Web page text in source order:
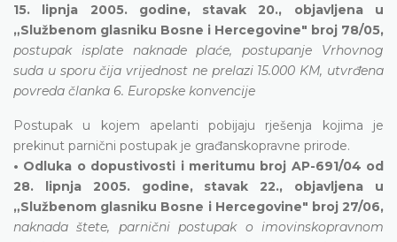
15. lipnja 2005. godine, stavak 20., objavljena u
„Službenom glasniku Bosne i Hercegovine" broj 78/05,
postupak isplate naknade plaće, postupanje Vrhovnog
suda u sporu čija vrijednost ne prelazi 15.000 KM, utvrđena
povreda članka 6. Europske konvencije
Postupak u kojem apelanti pobijaju rješenja kojima je
prekinut parnični postupak je građanskopravne prirode.
• Odluka o dopustivosti i meritumu broj AP-691/04 od
28. lipnja 2005. godine, stavak 22., objavljena u
„Službenom glasniku Bosne i Hercegovine" broj 27/06,
naknada štete, parnični postupak o imovinskopravnom